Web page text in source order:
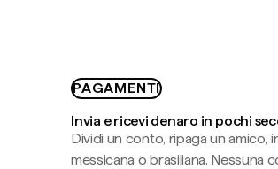
PAGAMENTI
Invia e ricevi denaro in pochi
Dividi un conto, ripaga un amico,
messicana o brasiliana. Nessuna